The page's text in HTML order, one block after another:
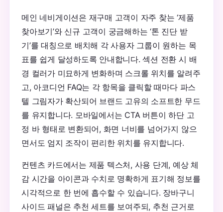
메인 네비게이션은 재구매 고객이 자주 찾는 ‘제품
찾아보기’와 신규 고객이 궁금해하는 ‘톤 진단 받
기’를 대칭으로 배치해 각 사용자 그룹이 원하는 목
표를 쉽게 달성하도록 안내합니다. 섹션 전환 시 배
경 컬러가 미묘하게 변화하며 스크롤 위치를 알려주
고, 아코디언 FAQ는 각 항목을 클릭할 때마다 파스
텔 그림자가 확산되어 브랜드 고유의 소프트한 무드
를 유지합니다. 모바일에서는 CTA 버튼이 하단 고
정 바 형태로 변환되어, 화면 너비를 넘어가지 않으
면서도 엄지 조작이 편리한 위치를 유지합니다.
컨텐츠 카드에서는 제품 텍스처, 사용 단계, 예상 체
감 시간을 아이콘과 수치로 명확하게 표기해 정보를
시각적으로 한 번에 흡수할 수 있습니다. 장바구니
사이드 패널은 추천 세트를 보여주되, 추천 근거로